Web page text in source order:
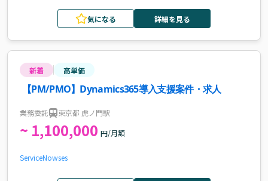
気になる 詳細を見る
新着 高単価
【PM/PMO】Dynamics365導入支援案件・求人
業務委託 東京都 虎ノ門駅
~ 1,100,000 円/月額
ServiceNowses